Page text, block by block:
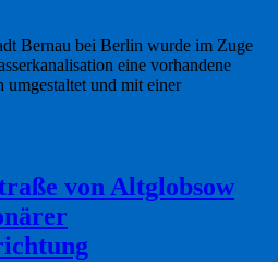
Bernau bei Berlin wurde im Zuge
eine vorhandene
umgestaltet und mit einer
von Altglobsow